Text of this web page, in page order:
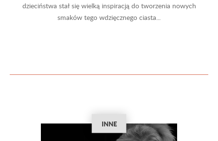
dzieciństwa stał się wielką inspiracją do tworzenia nowych
smaków tego wdzięcznego ciasta...
INNE